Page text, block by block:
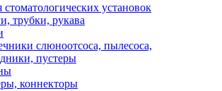
стоматологических установок
трубки, рукава
слюноотсоса, пылесоса,
пустеры
коннекторы